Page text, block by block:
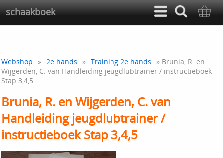
schaakboek
Webshop » 2e hands » Training 2e hands
» Brunia, R. en
Wijgerden, C. van Handleiding jeugdlubtrainer / instructieboek
Stap 3,4,5
Brunia, R. en Wijgerden, C. van
Handleiding jeugdlubtrainer /
instructieboek Stap 3,4,5